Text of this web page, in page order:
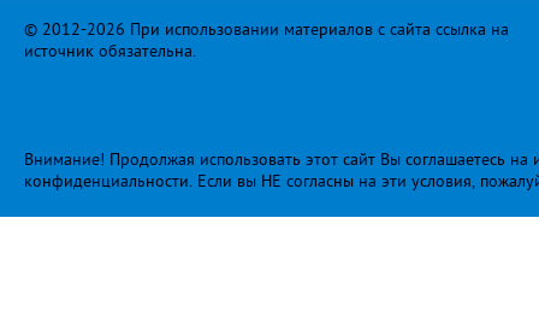
© 2012-2026 При использовании материалов с сайта ссылка на
источник обязательна.
Внимание! Продолжая использовать этот сайт Вы соглашаетесь
конфиденциальности. Если вы НЕ согласны на эти условия,